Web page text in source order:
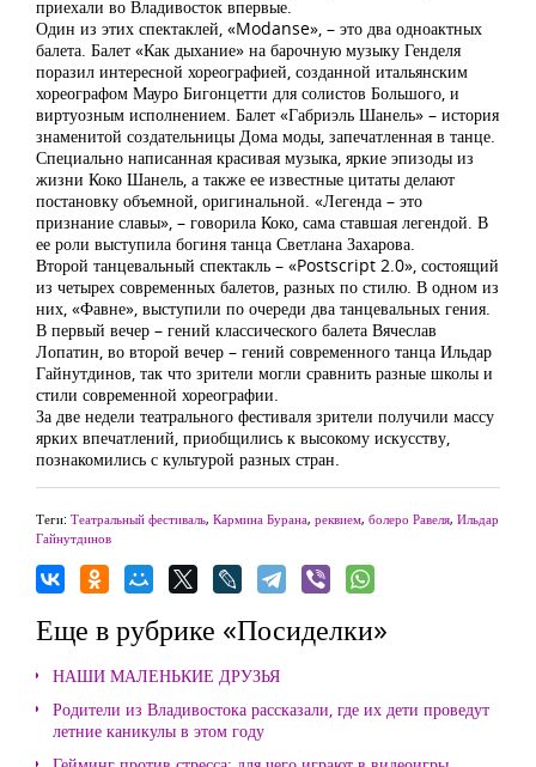
приехали во Владивосток впервые.
Один из этих спектаклей, «Modanse», – это два одноактных
балета. Балет «Как дыхание» на барочную музыку Генделя
поразил интересной хореографией, созданной итальянским
хореографом Мауро Бигонцетти для солистов Большого, и
виртуозным исполнением. Балет «Габриэль Шанель» – история
знаменитой создательницы Дома моды, запечатленная в танце.
Специально написанная красивая музыка, яркие эпизоды из
жизни Коко Шанель, а также ее известные цитаты делают
постановку объемной, оригинальной. «Легенда – это
признание славы», – говорила Коко, сама ставшая легендой. В
ее роли выступила богиня танца Светлана Захарова.
Второй танцевальный спектакль – «Postscript 2.0», состоящий
из четырех современных балетов, разных по стилю. В одном из
них, «Фавне», выступили по очереди два танцевальных гения.
В первый вечер – гений классического балета Вячеслав
Лопатин, во второй вечер – гений современного танца Ильдар
Гайнутдинов, так что зрители могли сравнить разные школы и
стили современной хореографии.
За две недели театрального фестиваля зрители получили массу
ярких впечатлений, приобщились к высокому искусству,
познакомились с культурой разных стран.
Теги: Театральный фестиваль, Кармина Бурана, реквием, болеро Равеля, Ильдар
Гайнутдинов
Еще в рубрике «Посиделки»
НАШИ МАЛЕНЬКИЕ ДРУЗЬЯ
Родители из Владивостока рассказали, где их дети проведут
летние каникулы в этом году